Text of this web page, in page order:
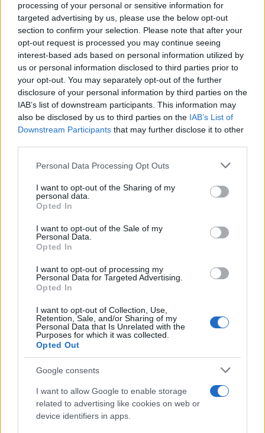
processing of your personal or sensitive information for
targeted advertising by us, please use the below opt-out
section to confirm your selection. Please note that after your
opt-out request is processed you may continue seeing
interest-based ads based on personal information utilized by
us or personal information disclosed to third parties prior to
your opt-out. You may separately opt-out of the further
disclosure of your personal information by third parties on the
IAB’s list of downstream participants. This information may
also be disclosed by us to third parties on the IAB’s List of
Downstream Participants that may further disclose it to other
Please note that this website/app uses one or more Google
not limited to your visit or usage behaviour. You may click to
grant or deny consent to Google and its third-party tags to
use your data for below specified purposes in below Google
consent section.
Personal Data Processing Opt Outs
I want to opt-out of the Sharing of my
personal data.
Opted In
I want to opt-out of the Sale of my
Personal Data.
Opted In
I want to opt-out of processing my
Personal Data for Targeted Advertising.
Opted In
I want to opt-out of Collection, Use,
Retention, Sale, and/or Sharing of my
Personal Data that Is Unrelated with the
Purposes for which it was collected.
Opted Out
Google consents
I want to allow Google to enable storage
related to advertising like cookies on web or
device identifiers in apps.
Σχόλια
Υποβολή σχολίου
Όροι Χρήσης. Το site προστατεύεται από reCAPTCHA, ισχύουν
Πολιτική Απορρήτου
Share:
Ακολουθήστε το Νewsit.gr στο
Πώς η Πυροσβεστική
διέσωσε ανθρώπινες ζωές
από την καταστροφική
φωτιά στην Αττικοβοιωτία
– Πάνω από 250 άτομα
απομακρύνθηκαν διά
θαλάσσης
Σε 57χρονη
από την Κυψέλη
σορός που βρέθηκε
Λυκαβηττό - Από
θάνατός της